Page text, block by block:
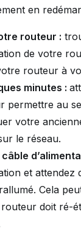
en
routeur :
de votre
routeur à
minutes :
permettre au
votre
le réseau.
et
Cela
doit ré-